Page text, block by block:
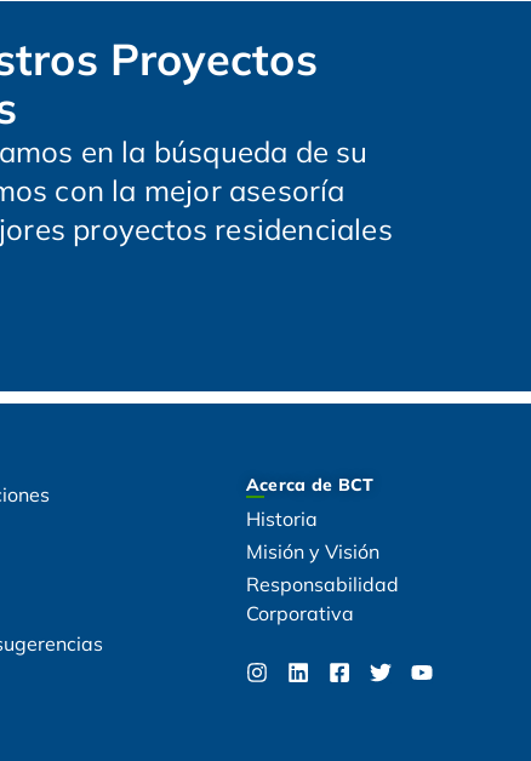
Proyectos
en la búsqueda de su
con la mejor asesoría
proyectos residenciales
Acerca de BCT
Historia
Misión y Visión
Responsabilidad
Corporativa